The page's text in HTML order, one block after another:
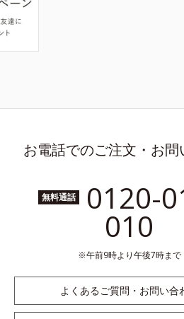
お電話でのご注文・お問
無料通話 0120-
010
午前9時より午後7時まで
よくあるご質問・お問い合